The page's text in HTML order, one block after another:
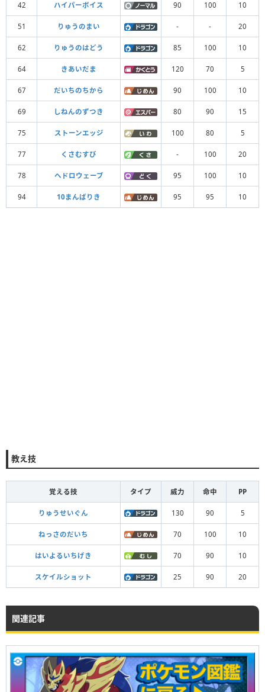
42 ハイパーボイス 90 100 10
51 りゅうのまい - - 20
62 りゅうのはどう 85 100 10
64 きあいだま 120 70 5
67 だいちのちから 90 100 10
69 しねんのずつき 80 90 15
75 ストーンエッジ 100 80 5
77 くさむすび - 100 20
78 ヘドロウェーブ 95 100 10
94 10まんばりき 95 95 10
教え技
覚える技 タイプ 威力 命中 PP
りゅうせいぐん 130 90 5
ねっさのだいち 70 100 10
はいよるいちげき 70 90 10
スケイルショット 25 90 20
関連記事